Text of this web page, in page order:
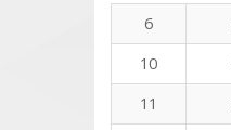
6
10
11